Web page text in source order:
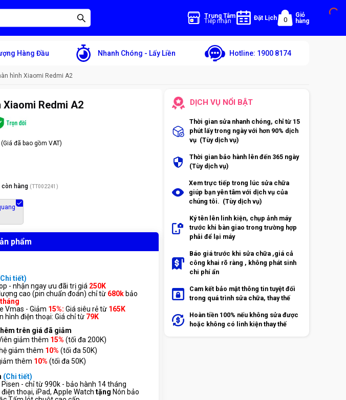
Trung Tâm
Tiếp nhận Đặt Lịch 0
Giỏ
hàng
Hàng Đầu Nhanh Chóng - Lấy Liền Hotline: 1900 8174
hình Xiaomi Redmi A2
Xiaomi Redmi A2
(Giá đã bao gồm VAT)
còn hàng (TT002241 )
phẩm
tiết)
- nhận ngay ưu đãi trị giá 250K
cao (pin chuẩn đoán) chỉ từ 680k bảo
Vmas - Giảm 15%: Giá siêu rẻ từ 165K
hình điện thoại: Giá chỉ từ 79K
trên giá đã giảm
giảm thêm 15% (tối đa 200K)
giảm thêm 10% (tối đa 50K)
thêm 10% (tối đa 50K)
(Chi tiết)
Pisen - chỉ từ 990k - bảo hành 14 tháng
thoại, iPad, Apple Watch tặng Nón bảo
DỊCH VỤ NỔI BẬT
Thời gian sửa nhanh chóng, chỉ từ 15
phút lấy trong ngày với hơn 90% dịch
vụ (Tùy dịch vụ)
Thời gian bảo hành lên đến 365 ngày
(Tùy dịch vụ)
Xem trực tiếp trong lúc sửa chữa
giúp bạn yên tâm với dịch vụ của
chúng tôi. (Tùy dịch vụ)
Ký tên lên linh kiện, chụp ảnh máy
trước khi bàn giao trong trường hợp
phải để lại máy
Báo giá trước khi sửa chữa ,giá cả
công khai rõ ràng , không phát sinh
chi phí ẩn
Cam kết bảo mật thông tin tuyệt đối
trong quá trình sửa chữa, thay thế
Hoàn tiền 100% nếu không sửa được
hoặc không có linh kiện thay thế